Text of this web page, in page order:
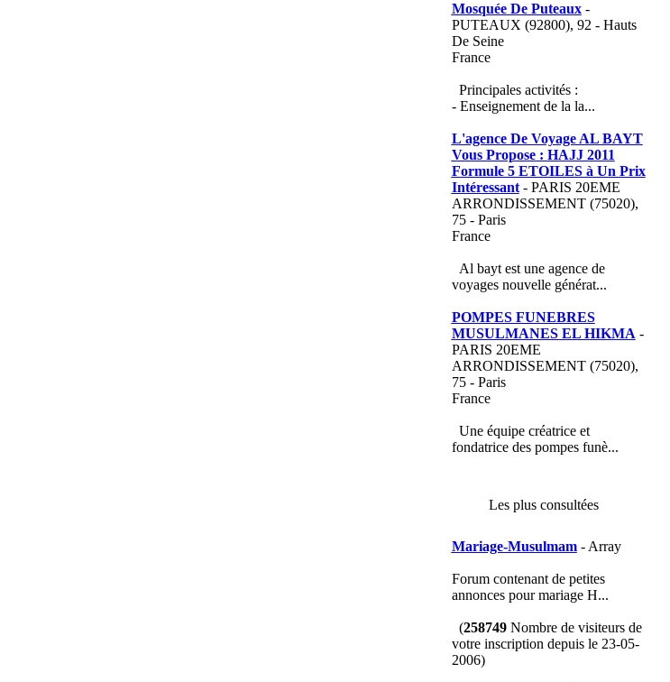
Mosquée De Puteaux-
PUTEAUX (92800), 92 - Hauts
De Seine
France
Principales activités :
- Enseignement de la la...
L'agence De Voyage AL BAYT
Vous Propose : HAJJ 2011
Formule 5 ETOILES à Un Prix
Intéressant- PARIS 20EME
ARRONDISSEMENT (75020),
75 - Paris
France
Al bayt est une agence de
voyages nouvelle générat...
POMPES FUNEBRES
MUSULMANES EL HIKMA -
PARIS 20EME
ARRONDISSEMENT (75020),
75 - Paris
France
Une équipe créatrice et
fondatrice des pompes funè...
Les plus consultées
Mariage-Musulmam- Array
Forum contenant de petites
annonces pour mariage H...
(258749Nombre de visiteurs de
votre inscription depuis le 23-05-
2006)